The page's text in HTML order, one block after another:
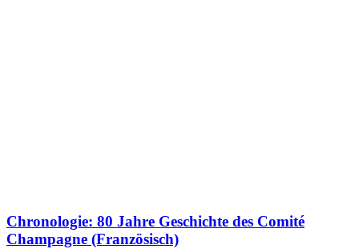
Chronologie: 80 Jahre Geschichte des Comité
Champagne (Französisch)